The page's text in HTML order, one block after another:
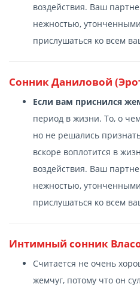
воздействия. Ваш
нежностью,
прислушаться ко всем
Сонник Даниловой
Если вам приснился
период в жизни. То, о
но не решались
вскоре воплотится в
воздействия. Ваш
нежностью,
прислушаться ко всем
Интимный сонник
Считается не очень
жемчуг, потому что он